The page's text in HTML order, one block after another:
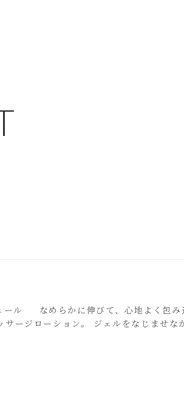
ル なめらかに伸びて、心地よく包み
サージローション。 ジェルをなじませな